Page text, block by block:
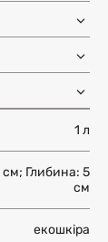
1 л
Глибина: 5
см
екошкіра
1-3 дні
підтвердження про
для вашої
країни
перевіряйте в
картці товару)
Більше інформації
щоб ви
Ви можете
днів після
інформації
та
Більше інформації